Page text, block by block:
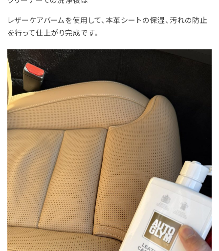
レザーケアバームを使用して、本革シートの保湿、汚れの防止
を行って仕上がり完成です。